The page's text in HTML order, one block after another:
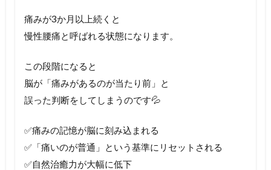
痛みが3か月以上続くと
慢性腰痛と呼ばれる状態になります。
この段階になると
脳が「痛みがあるのが当たり前」と
誤った判断をしてしまうのです💦
✅痛みの記憶が脳に刻み込まれる
✅「痛いのが普通」という基準にリセットされる
✅自然治癒力が大幅に低下